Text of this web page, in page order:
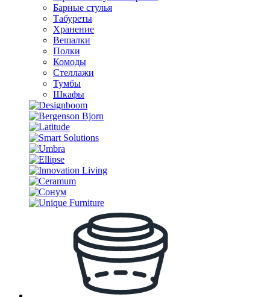
Барные стулья
Табуреты
Хранение
Вешалки
Полки
Комоды
Стеллажи
Тумбы
Шкафы